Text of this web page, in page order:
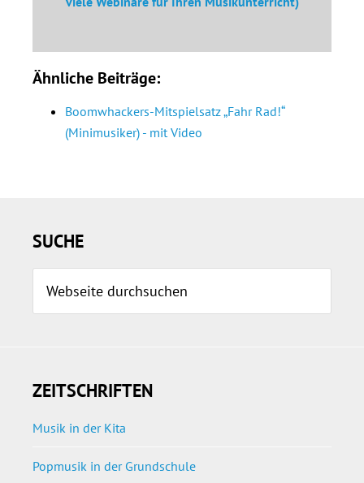
Ähnliche Beiträge:
Boomwhackers-Mitspielsatz „Fahr Rad!“
(Minimusiker) - mit Video
SUCHE
durchsuchen
ZEITSCHRIFTEN
Musik in der Kita
Popmusik in der Grundschule